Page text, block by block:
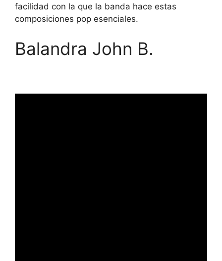
facilidad con la que la banda hace estas
composiciones pop esenciales.
Balandra John B.